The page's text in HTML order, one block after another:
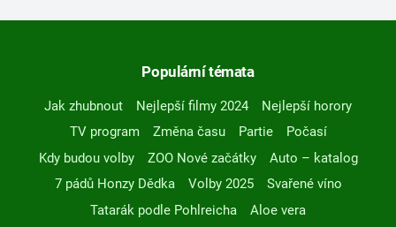
Populární témata
Jak zhubnout Nejlepší filmy 2024
Nejlepší horory
TV program
Změna času Partie
Počasí
Kdy budou volby
ZOO Nové začátky
Auto – katalog
7 pádů Honzy Dědka
Volby 2025
Svařené víno
Tatarák podle Pohlreicha
Aloe vera